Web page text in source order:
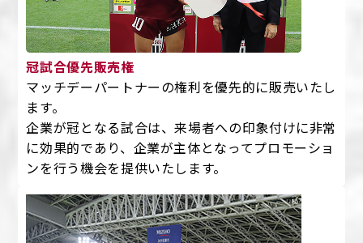
冠試合優先販売権
マッチデーパートナーの権利を優先的に販売いたし
ます。
企業が冠となる試合は、来場者への印象付けに非常
に効果的であり、企業が主体となってプロモーショ
ンを行う機会を提供いたします。